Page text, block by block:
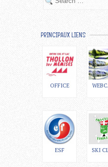
PRINCIPAUX LIENS
OFFICE
ESF SKI